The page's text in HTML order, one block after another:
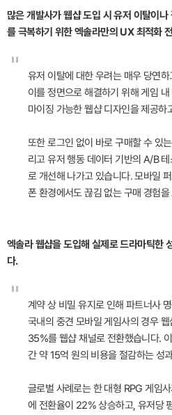
많은 개발사가 웹샵 도입 시 유저 이탈이나
를 극복하기 위한 엑솔라만의 UX 최적화
"
유저 이탈에 대한 우려는 매우 당연
이를 정면으로 해결하기 위해 게임
마이징 가능한 웹샵 디자인을 제공하
또한 로그인 없이 바로 구매할 수 있
리고 유저 행동 데이터 기반의 A/B
로 개선해 나가고 있습니다. 모바일
폰 환경에서도 끊김 없는 구매 경험
엑솔라 웹샵을 도입해 실제로 드라마틱한
다.
"
계약 상 비밀 유지로 인해 파트너사
국내의 중견 모바일 게임사의 경우
35%를 웹샵 채널로 전환했습니다.
간 약 15억 원의 비용을 절감하는 성
글로벌 사례로는 한 대형 RPG 게임
에 전환율이 22% 상승하고, 유저당